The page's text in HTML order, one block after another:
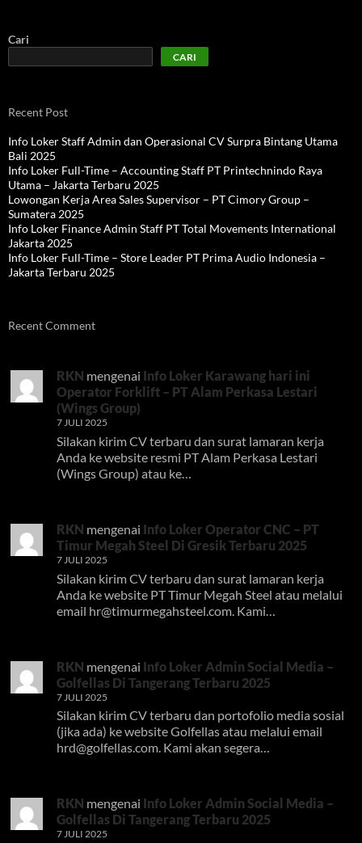
Cari
CARI
Recent Post
Info Loker Staff Admin dan Operasional CV Surpra Bintang Utama
Bali 2025
Info Loker Full-Time – Accounting Staff PT Printechnindo Raya
Utama – Jakarta Terbaru 2025
Lowongan Kerja Area Sales Supervisor – PT Cimory Group –
Sumatera 2025
Info Loker Finance Admin Staff PT Total Movements International
Jakarta 2025
Info Loker Full-Time – Store Leader PT Prima Audio Indonesia –
Jakarta Terbaru 2025
Recent Comment
RKN mengenai Info Loker Karawang hari ini
Operator Forklift – PT Alam Perkasa Lestari
(Wings Group)
7 JULI 2025
Silakan kirim CV terbaru dan surat lamaran kerja
Anda ke website resmi PT Alam Perkasa Lestari
(Wings Group) atau ke…
RKN mengenai Info Loker Operator CNC – PT
Timur Megah Steel Di Gresik Terbaru 2025
7 JULI 2025
Silakan kirim CV terbaru dan surat lamaran kerja
Anda ke website PT Timur Megah Steel atau melalui
email hr@timurmegahsteel.com . Kami…
RKN mengenai Info Loker Admin Social Media –
Golfellas Di Tangerang Terbaru 2025
7 JULI 2025
Silakan kirim CV terbaru dan portofolio media sosial
(jika ada) ke website Golfellas atau melalui email
hrd@golfellas.com. Kami akan segera…
RKN mengenai Info Loker Admin Social Media –
Golfellas Di Tangerang Terbaru 2025
7 JULI 2025